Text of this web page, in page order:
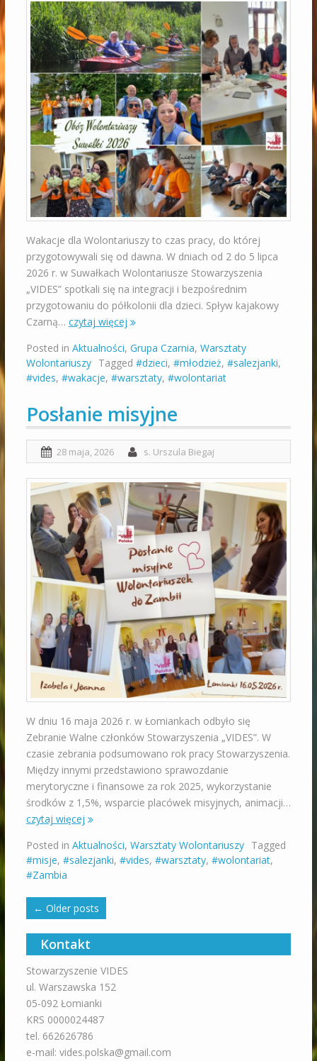
Wakacje dla Wolontariuszy to czas pracy, do której
przygotowywali się od dawna. W dniach od 2 do 5 lipca
2026 r. w Suwałkach Wolontariusze Stowarzyszenia
„VIDES” spotkali się na integracji i bezpośrednim
przygotowaniu do półkolonii dla dzieci. Spływ kajakowy
Czarną… czytaj więcej
Posted in Aktualności, Grupa Czarnia, Warsztaty
Wolontariuszy Tagged #dzieci, #młodzież, #salezjanki,
#vides, #wakacje, #warsztaty, #wolontariat
Posłanie misyjne
28 maja, 2026 s. Urszula Biegaj
W dniu 16 maja 2026 r. w Łomiankach odbyło się
Zebranie Walne członków Stowarzyszenia „VIDES”. W
czasie zebrania podsumowano rok pracy Stowarzyszenia.
Między innymi przedstawiono sprawozdanie
merytoryczne i finansowe za rok 2025, wykorzystanie
środków z 1,5%, wsparcie placówek misyjnych, animacji…
czytaj więcej
Posted in Aktualności, Warsztaty Wolontariuszy Tagged
#misje, #salezjanki, #vides, #warsztaty, #wolontariat,
#Zambia
← Older posts
Kontakt
Stowarzyszenie VIDES
ul. Warszawska 152
05-092 Łomianki
KRS 0000024487
tel. 662626786
e-mail: vides.polska@gmail.com